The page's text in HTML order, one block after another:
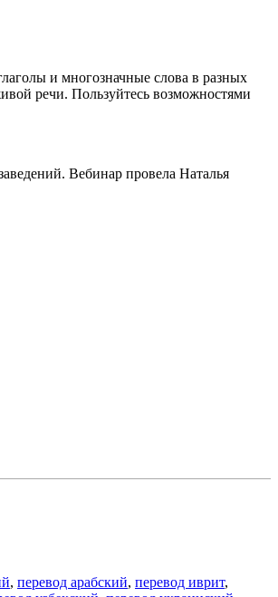
и многозначные слова в разных
речи. Пользуйтесь возможностями
Вебинар провела Наталья
, перевод арабский, перевод иврит,